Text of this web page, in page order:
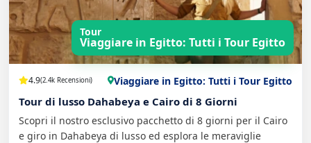
Tour
Viaggiare in Egitto: Tutti i Tour Egitto
4.9(2.4k Recensioni) Viaggiare in Egitto: Tutti i Tour Egitto
Tour di lusso Dahabeya e Cairo di 8 Giorni
Scopri il nostro esclusivo pacchetto di 8 giorni per il Cairo
e giro in Dahabeya di lusso ed esplora le meraviglie